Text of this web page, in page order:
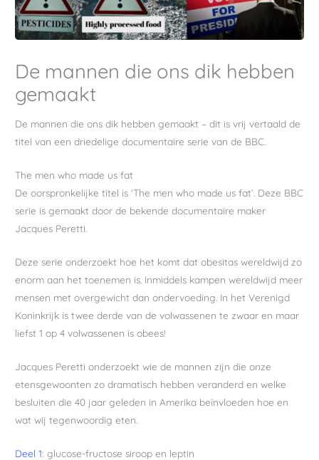
De mannen die ons dik hebben
gemaakt
De mannen die ons dik hebben gemaakt – dit is vrij vertaald de
titel van een driedelige documentaire serie van de BBC.
The men who made us fat
De oorspronkelijke titel is ‘The men who made us fat’. Deze BBC
serie is gemaakt door de bekende documentaire maker
Jacques Peretti.
Deze serie onderzoekt hoe het komt dat obesitas wereldwijd zo
enorm aan het toenemen is. Inmiddels kampen wereldwijd meer
mensen met overgewicht dan ondervoeding. In het Verenigd
Koninkrijk is twee derde van de volwassenen te zwaar en maar
liefst 1 op 4 volwassenen is obees!
Jacques Peretti onderzoekt wie de mannen zijn die onze
etensgewoonten zo dramatisch hebben veranderd en welke
besluiten die 40 jaar geleden in Amerika beïnvloeden hoe en
wat wij tegenwoordig eten.
Deel 1: glucose-fructose siroop en leptin